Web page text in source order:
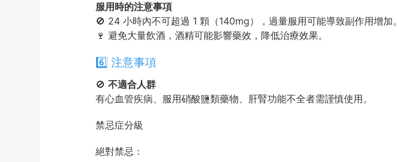
服用時的注意事項
🚫 24 小時內不可超過 1 顆（140mg），過量服用可能導致副作用增加。
🍷 避免大量飲酒，酒精可能影響藥效，降低治療效果。
6️⃣ 注意事項
🚫 不適合人群
有心血管疾病、服用硝酸鹽類藥物、肝腎功能不全者需謹慎使用。
禁忌症分級
絕對禁忌：